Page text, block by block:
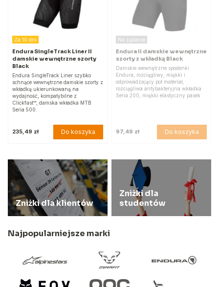
Za 10 dni
Endura SingleTrack Liner II
damskie wewnętrzne szorty
Black
Endura SingleTrack Liner szybko
schnące wewnętrzne damskie szorty z
wkładką ukierunkowaną na
wydajność, kompatybilne z
Clickfast™, damska wkładka MTB
Seria 500.
235,49 zł Do koszyka
Na żądanie
Endura II damskie wewnętrzne
szorty z wkładką Black
Damskie wewnętrzne spodenki
Endura, rozciągliwy, miękki i
odprowadzający pot materiał,
rozciągliwa antybakteryjna wkładka
Seria 200, miękki elastyczny pasek
97,49 zł Do koszyka
Zniżki dla klientów
Zniżki dla
studentów
Najpopularniejsze marki